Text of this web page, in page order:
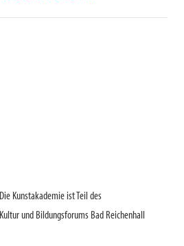
Die Kunstakademie ist Teil des
Kultur und Bildungsforums Bad Reichenhall